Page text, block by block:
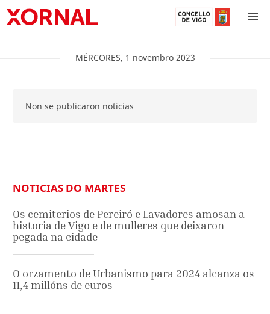
MÉRCORES, 1 novembro 2023
Non se publicaron noticias
NOTICIAS DO MARTES
Os cemiterios de Pereiró e Lavadores amosan a
historia de Vigo e de mulleres que deixaron
pegada na cidade
O orzamento de Urbanismo para 2024 alcanza os
11,4 millóns de euros